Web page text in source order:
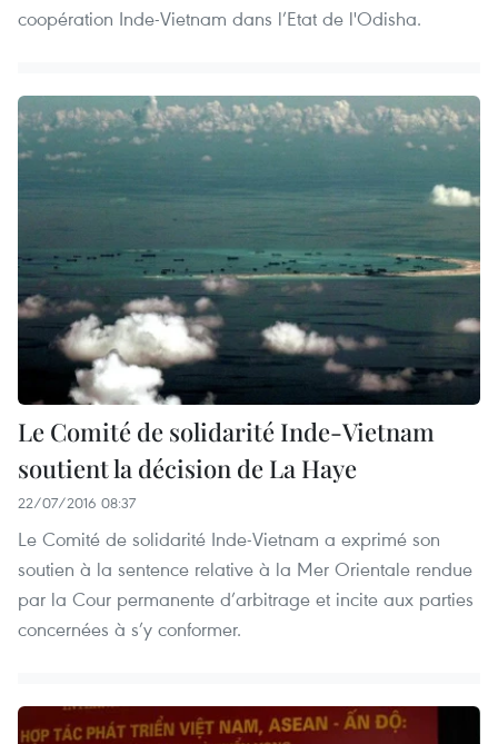
coopération Inde-Vietnam dans l’Etat de l'Odisha.
Le Comité de solidarité Inde-Vietnam
soutient la décision de La Haye
22/07/2016 08:37
Le Comité de solidarité Inde-Vietnam a exprimé son
soutien à la sentence relative à la Mer Orientale rendue
par la Cour permanente d’arbitrage et incite aux parties
concernées à s’y conformer.